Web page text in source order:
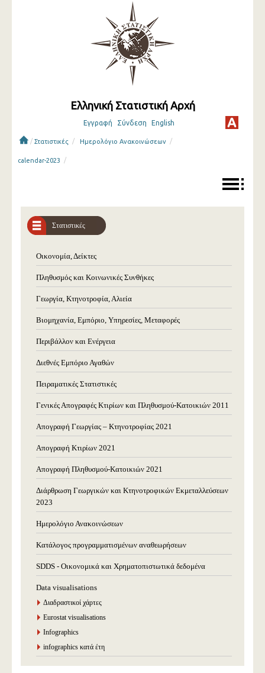
Ελληνική Στατιστική Αρχή
Εγγραφή Σύνδεση English
/ Στατιστικές / Ημερολόγιο Ανακοινώσεων /
calendar-2023 /
Στατιστικές
Οικονομία, Δείκτες
Πληθυσμός και Κοινωνικές Συνθήκες
Γεωργία, Κτηνοτροφία, Αλιεία
Βιομηχανία, Εμπόριο, Υπηρεσίες, Μεταφορές
Περιβάλλον και Ενέργεια
Διεθνές Εμπόριο Αγαθών
Πειραματικές Στατιστικές
Γενικές Απογραφές Κτιρίων και Πληθυσμού-Κατοικιών 2011
Απογραφή Γεωργίας – Κτηνοτροφίας 2021
Απογραφή Κτιρίων 2021
Απογραφή Πληθυσμού-Κατοικιών 2021
Διάρθρωση Γεωργικών και Κτηνοτροφικών Εκμεταλλεύσεων
2023
Ημερολόγιο Ανακοινώσεων
Κατάλογος προγραμματισμένων αναθεωρήσεων
SDDS - Οικονομικά και Χρηματοπιστωτικά δεδομένα
Data visualisations
Διαδραστικοί χάρτες
Eurostat visualisations
Infographics
infographics κατά έτη